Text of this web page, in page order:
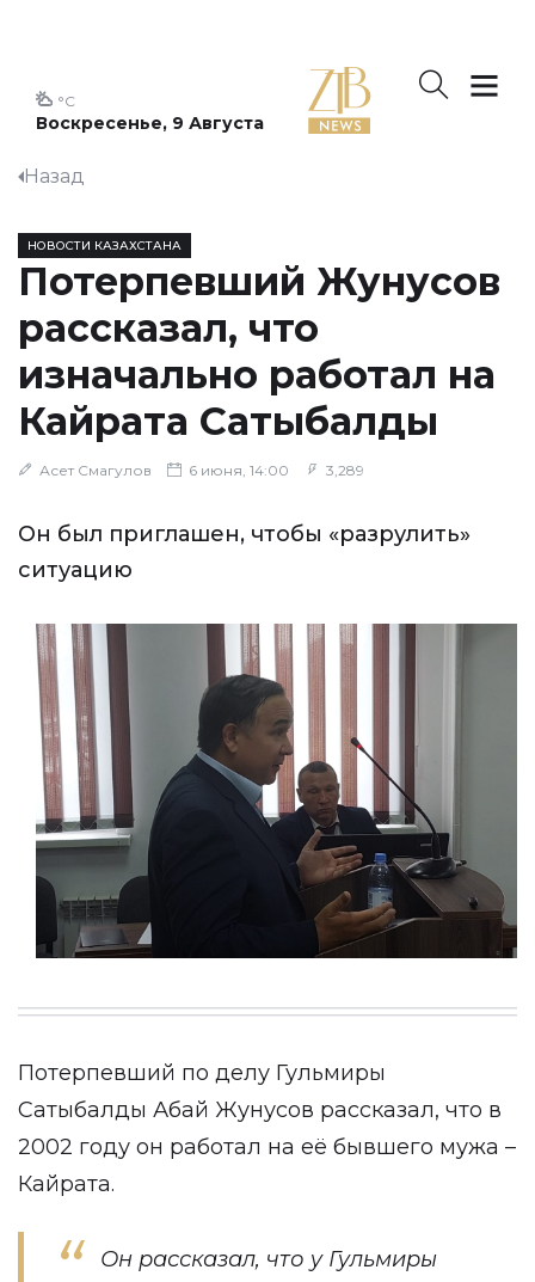
Воскресенье, 9 Августа
°C
Назад
НОВОСТИ КАЗАХСТАНА
Потерпевший Жунусов
рассказал, что
изначально работал на
Кайрата Сатыбалды
Асет Смагулов 6 июня, 14:00 3,289
Он был приглашен, чтобы «разрулить»
ситуацию
Потерпевший по делу Гульмиры
Сатыбалды Абай Жунусов рассказал, что в
2002 году он работал на её бывшего мужа –
Кайрата.
Он рассказал, что у Гульмиры